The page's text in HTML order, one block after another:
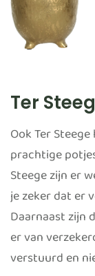
Ter
Ook Ter
prachtige
Steege zijn er
je zeker dat er
Daarnaast zijn
er van
verstuurd en